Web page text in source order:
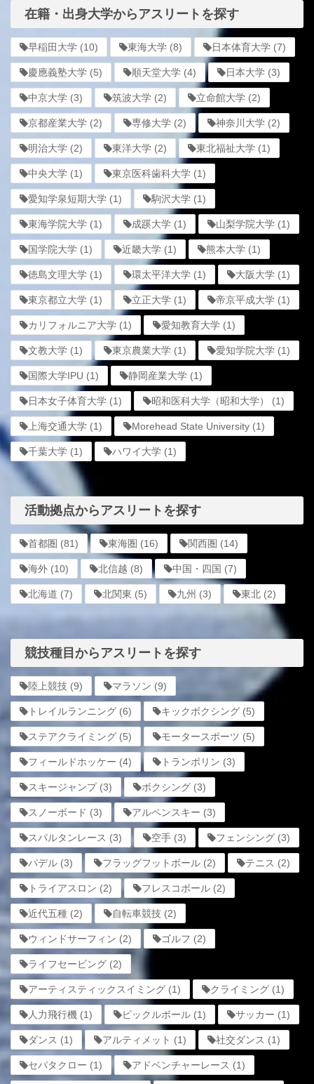
在籍・出身大学からアスリートを探す
早稲田大学 (10) 東海大学 (8) 日本体育大学 (7)
慶應義塾大学 (5) 順天堂大学 (4) 日本大学 (3)
中京大学 (3) 筑波大学 (2) 立命館大学 (2)
京都産業大学 (2) 専修大学 (2) 神奈川大学 (2)
明治大学 (2) 東洋大学 (2) 東北福祉大学 (1)
中央大学 (1) 東京医科歯科大学 (1)
愛知学泉短期大学 (1) 駒沢大学 (1)
東海学院大学 (1) 成蹊大学 (1) 山梨学院大学 (1)
国学院大学 (1) 近畿大学 (1) 熊本大学 (1)
徳島文理大学 (1) 環太平洋大学 (1) 大阪大学 (1)
東京都立大学 (1) 立正大学 (1) 帝京平成大学 (1)
カリフォルニア大学 (1) 愛知教育大学 (1)
文教大学 (1) 東京農業大学 (1) 愛知学院大学 (1)
国際大学IPU (1) 静岡産業大学 (1)
日本女子体育大学 (1) 昭和医科大学（昭和大学） (1)
上海交通大学 (1) Morehead State University (1)
千葉大学 (1) ハワイ大学 (1)
活動拠点からアスリートを探す
首都圏 (81) 東海圏 (16) 関西圏 (14)
海外 (10) 北信越 (8) 中国・四国 (7)
北海道 (7) 北関東 (5) 九州 (3) 東北 (2)
競技種目からアスリートを探す
陸上競技 (9) マラソン (9)
トレイルランニング (6) キックボクシング (5)
ステアクライミング (5) モータースポーツ (5)
フィールドホッケー (4) トランポリン (3)
スキージャンプ(3) ボクシング (3)
スノーボード (3) アルペンスキー (3)
スパルタンレース (3) 空手 (3) フェンシング (3)
パデル (3) フラッグフットボール (2) テニス (2)
トライアスロン (2) フレスコボール (2)
近代五種 (2) 自転車競技 (2)
ウィンドサーフィン (2) ゴルフ (2)
ライフセービング (2)
アーティスティックスイミング (1) クライミング (1)
人力飛行機 (1) ピックルボール (1) サッカー (1)
ダンス (1) アルティメット (1) 社交ダンス (1)
セパタクロー (1) アドベンチャーレース (1)